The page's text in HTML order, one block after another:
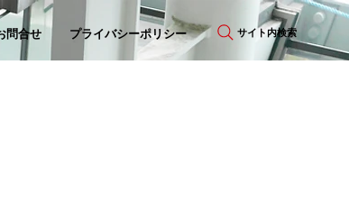
問合せ プライバシーポリシー サイト内検索